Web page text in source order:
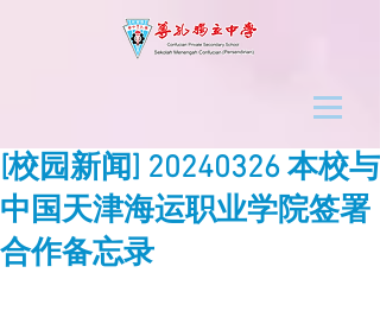
[校园新闻] 20240326 本校与
中国天津海运职业学院签署
合作备忘录